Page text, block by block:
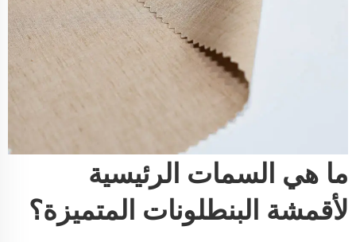
ما هي السمات الرئيسية
لأقمشة البنطلونات المتميزة؟